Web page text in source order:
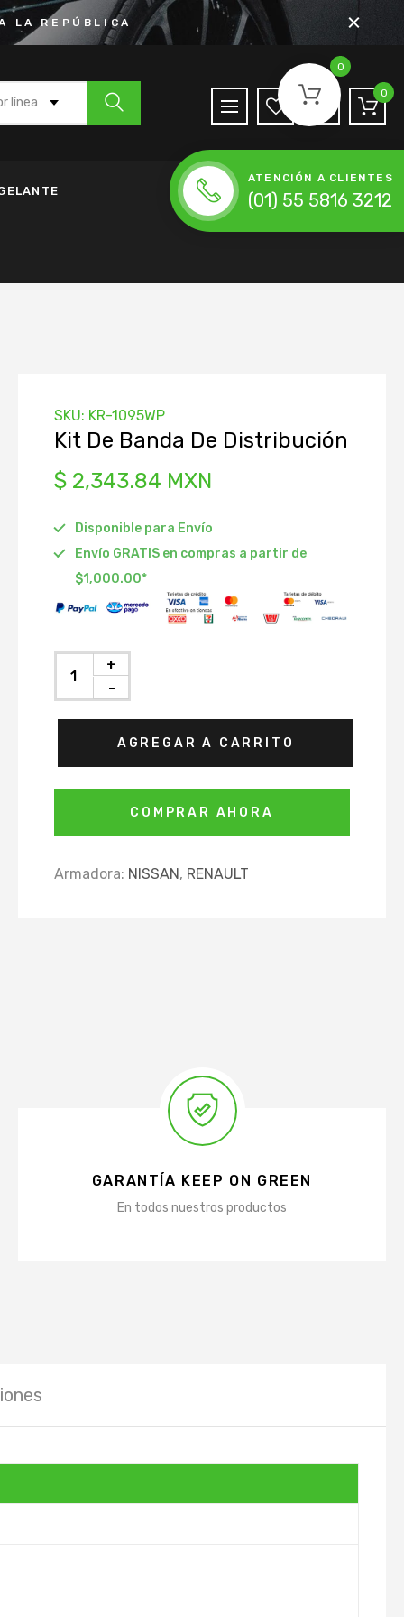
LA REPÚBLICA
línea
Anticongelante
de
0
0
ATENCIÓN A CLIENTES
(01) 55 5816 3212
SKU: KR-1095WP
Kit De Banda De Distribución
$ 2,343.84 MXN
Disponible para Envío
Envío GRATIS en compras a partir de
$1,000.00*
-
+
AGREGAR A CARRITO
COMPRAR AHORA
Armadora: NISSAN, RENAULT
GARANTÍA KEEP ON GREEN
En todos nuestros productos